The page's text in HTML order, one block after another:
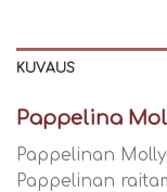
KUVAUS
Pappelina
Pappelinan
Pappelinan